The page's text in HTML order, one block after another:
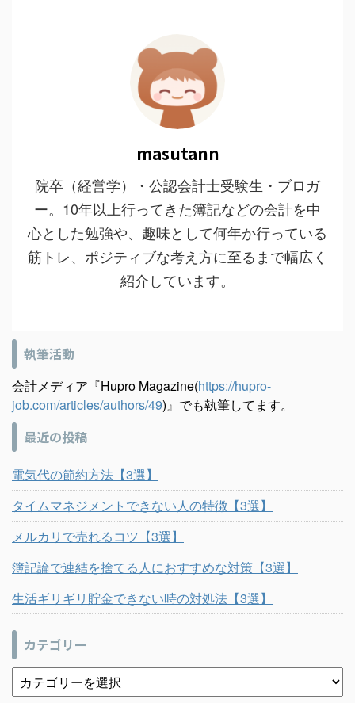
masutann
院卒（経営学）・公認会計士受験生・ブロガ
ー。10年以上行ってきた簿記などの会計を中
心とした勉強や、趣味として何年か行っている
筋トレ、ポジティブな考え方に至るまで幅広く
紹介しています。
執筆活動
会計メディア『Hupro Magazine(https://hupro-
job.com/articles/authors/49)』でも執筆してます。
最近の投稿
電気代の節約方法【3選】
タイムマネジメントできない人の特徴【3選】
メルカリで売れるコツ【3選】
簿記論で連結を捨てる人におすすめな対策【3選】
生活ギリギリ貯金できない時の対処法【3選】
カテゴリー